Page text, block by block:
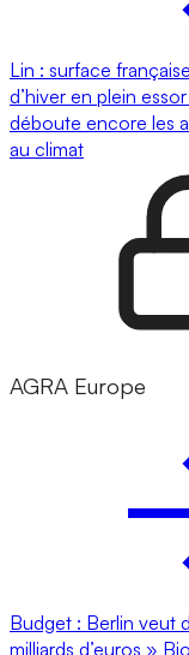
Lin : surface
d’hiver en plein essor
déboute encore les
au climat
AGRA Europe
Budget : Berlin veut
milliards d’euros »